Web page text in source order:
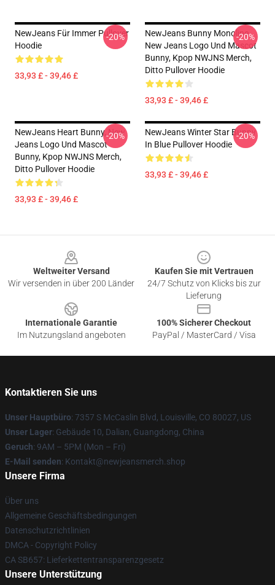
NewJeans Für Immer Pullover
Hoodie
33,93 £ - 39,46 £
-20%
NewJeans Bunny Monoline,
New Jeans Logo Und Mascot
Bunny, Kpop NWJNS Merch,
Ditto Pullover Hoodie
33,93 £ - 39,46 £
-20%
NewJeans Heart Bunny, New
Jeans Logo Und Mascot
Bunny, Kpop NWJNS Merch,
Ditto Pullover Hoodie
33,93 £ - 39,46 £
-20%
NewJeans Winter Star Bunny
In Blue Pullover Hoodie
33,93 £ - 39,46 £
-20%
Weltweiter Versand
Wir versenden in über 200 Länder
Kaufen Sie mit Vertrauen
24/7 Schutz von Klicks bis zur
Lieferung
Internationale Garantie
Im Nutzungsland angeboten
100% Sicherer Checkout
PayPal / MasterCard / Visa
Kontaktieren Sie uns
Unser Hauptbüro: 7357 S McCaslin Blvd, Louisville, CO 80027, US
Unser Lager: Gebäude 10, Dalian, Guangdong, China
Geruch: 9AM – 5PM (Mon – Fri)
E-Mail senden: Kontakt@newjeansmerch.shop
Unsere Firma
Über uns
Allgemeine Geschäftsbedingungen
Datenschutzrichtlinien
DMCA - Copyright Policy
CA SB657: Lieferkettentransparenzgesetz
Unsere Unterstützung